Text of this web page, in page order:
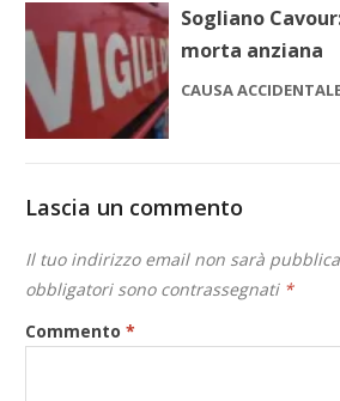
Sogliano
morta anziana
CAUSA
Lascia un commento
Il tuo indirizzo email non sarà
obbligatori sono contrassegnati *
Commento*